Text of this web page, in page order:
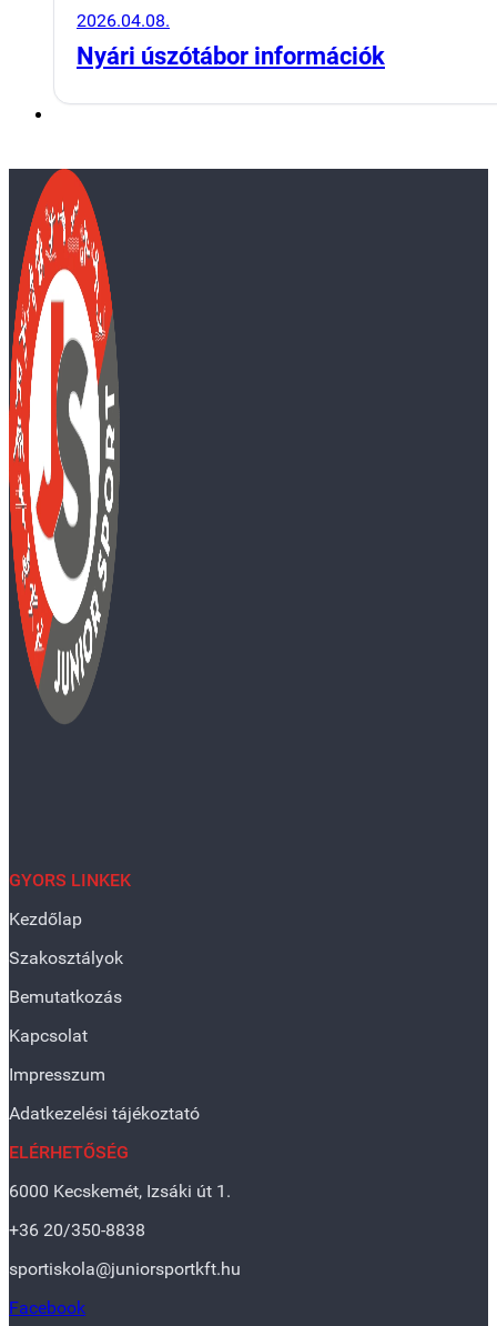
2026.04.08.
Nyári úszótábor információk
GYORS LINKEK
Kezdőlap
Szakosztályok
Bemutatkozás
Kapcsolat
Impresszum
Adatkezelési tájékoztató
ELÉRHETŐSÉG
6000 Kecskemét, Izsáki út 1.
+36 20/350-8838
sportiskola@juniorsportkft.hu
Facebook